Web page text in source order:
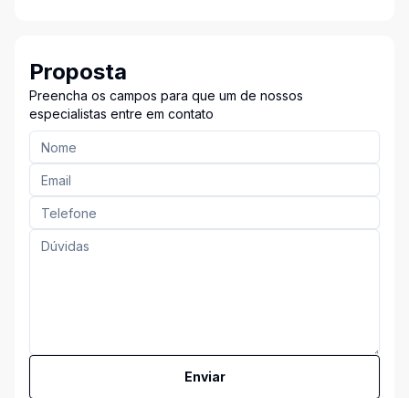
Proposta
Preencha os campos para que um de nossos
especialistas entre em contato
Enviar